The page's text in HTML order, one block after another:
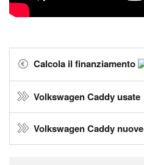
Calcola il finanziamento
Volkswagen Caddy usate
Volkswagen Caddy nuove